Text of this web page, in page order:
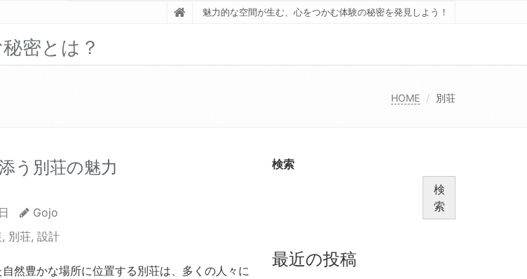
魅力的な空間が生む、心をつかむ体験の秘密を発見しよう！
密とは？
HOME 別荘
う別荘の魅力
Gojo
, 別荘, 設計
然豊かな場所に位置する別荘は、多くの人々に
検索
検
索
最近の投稿